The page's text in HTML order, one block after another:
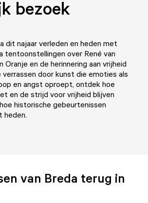
bezoek
dit najaar verleden en heden met
tentoonstellingen over René van
Oranje en de herinnering aan vrijheid
verrassen door kunst die emoties als
en angst oproept, ontdek hoe
en de strijd voor vrijheid blijven
historische gebeurtenissen
heden.
van Breda terug in